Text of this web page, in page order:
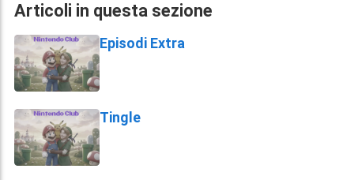
Articoli in questa sezione
Episodi Extra
Tingle